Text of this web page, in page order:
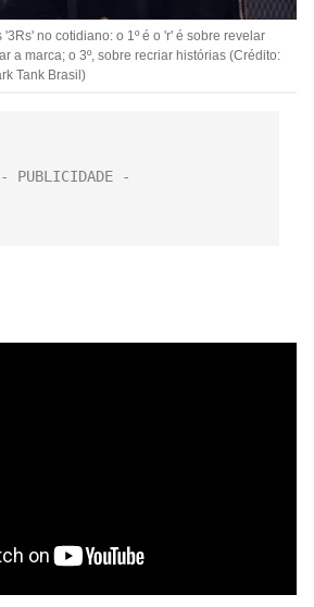
no cotidiano: o 1º é o 'r' é sobre revelar
a marca; o 3º, sobre recriar histórias (Crédito:
Tank Brasil)